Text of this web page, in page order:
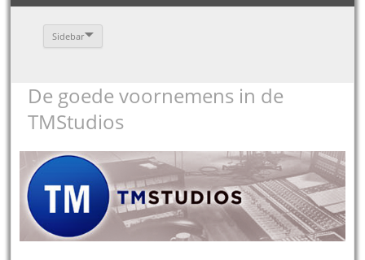
Sidebar
De goede voornemens in de
TMStudios